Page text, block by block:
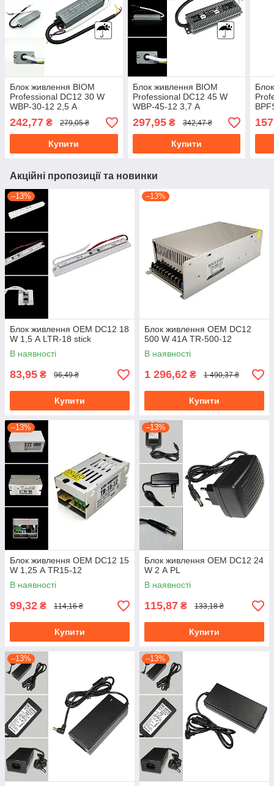
Блок живлення BIOM
Professional DC12 30 W
WBP-30-12 2,5 А
герметичний
242,77 ₴ 279,05 ₴
Купити
Блок живлення BIOM
Professional DC12 45 W
WBP-45-12 3,7 А
герметичний
297,95₴ 342,47 ₴
Купити
Акційні пропозиції та новинки
–13%
Блок живлення OEM DC12 18
W 1,5 А LTR-18 stick
В наявності
83,95 ₴ 96,49 ₴
Купити
–13%
Блок живлення OEM DC12
500 W 41А TR-500-12
В наявності
1 296,62 ₴ 1 490,37 ₴
Купити
–13%
Блок живлення OEM DC12 15
W 1,25 А TR15-12
В наявності
99,32 ₴ 114,16 ₴
Купити
–13%
Блок живлення OEM DC12 24
W 2 А PL
В наявності
115,87 ₴ 133,18 ₴
Купити
–13% –13%